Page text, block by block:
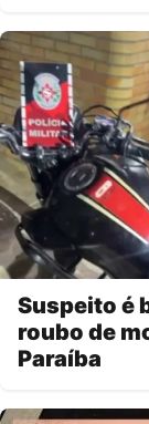
Suspeito é
roubo de
Paraíba